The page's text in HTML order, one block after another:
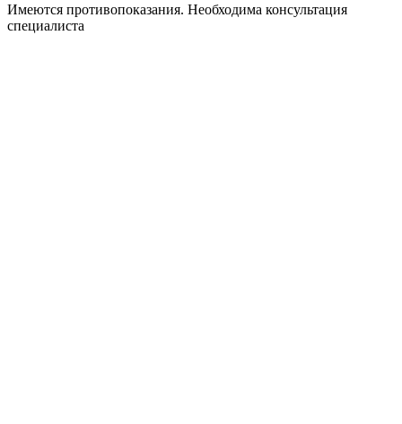
Имеются противопоказания. Необходима консультация
специалиста